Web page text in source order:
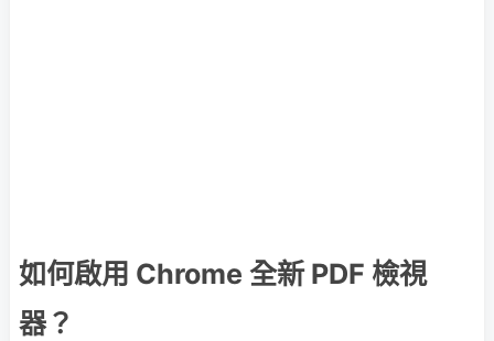
如何啟用 Chrome 全新 PDF 檢視
器？